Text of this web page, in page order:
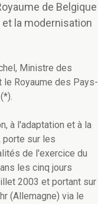
de Belgique
la modernisation
Ministre des
Royaume des Pays-
à l'adaptation et à la
porte sur les
de l'exercice du
les cinq jours
2003 et portant sur
(Allemagne) via le